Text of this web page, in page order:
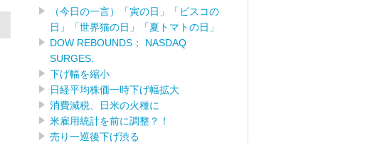
（今日の一言）「寅の日」「ビスコの
日」「世界猫の日」「夏トマトの日」
DOW REBOUNDS； NASDAQ
SURGES.
下げ幅を縮小
日経平均株価一時下げ幅拡大
消費減税、日米の火種に
米雇用統計を前に調整？！
売り一巡後下げ渋る